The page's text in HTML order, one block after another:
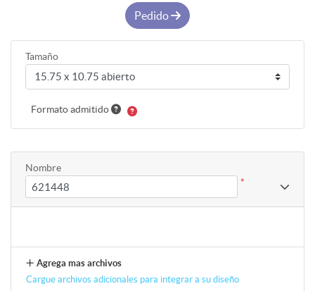
Pedido
Tamaño
Formato admitido
Nombre
*
Agrega mas archivos
Cargue archivos adicionales para integrar a su diseño